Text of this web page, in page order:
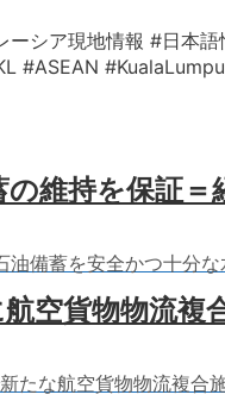
シア現地情報 #日本
#ASEAN
維持を保証＝
備蓄を安全かつ十分
空貨物物流複
たな航空貨物物流複合